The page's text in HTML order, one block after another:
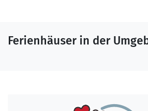
Ferienhäuser in der